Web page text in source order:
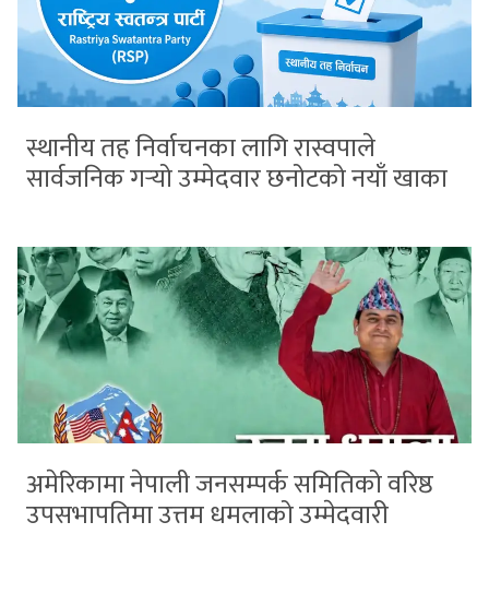
स्थानीय तह निर्वाचनका लागि रास्वपाले
सार्वजनिक गर्‍यो उम्मेदवार छनोटको नयाँ खाका
अमेरिकामा नेपाली जनसम्पर्क समितिको वरिष्ठ
उपसभापतिमा उत्तम धमलाको उम्मेदवारी